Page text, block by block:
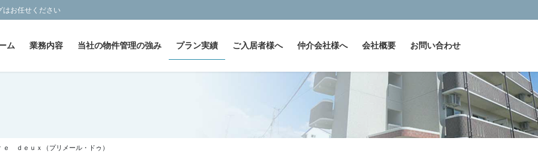
はお任せください
ム 業務内容 当社の物件管理の強み プラン実績 ご入居者様へ 仲介会社様へ 会社概要 お問い合わせ
ｅ ｄｅｕｘ（プリメール・ドゥ）